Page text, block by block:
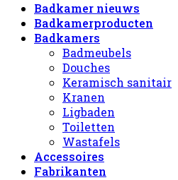
Badkamer nieuws
Badkamerproducten
Badkamers
Badmeubels
Douches
Keramisch sanitair
Kranen
Ligbaden
Toiletten
Wastafels
Accessoires
Fabrikanten